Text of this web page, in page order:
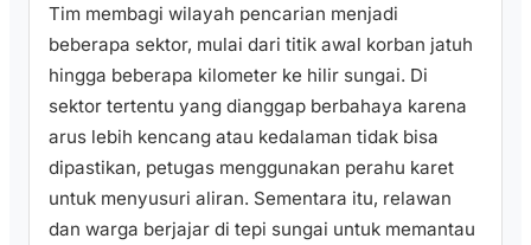
Tim membagi wilayah pencarian menjadi
beberapa sektor, mulai dari titik awal korban jatuh
hingga beberapa kilometer ke hilir sungai. Di
sektor tertentu yang dianggap berbahaya karena
arus lebih kencang atau kedalaman tidak bisa
dipastikan, petugas menggunakan perahu karet
untuk menyusuri aliran. Sementara itu, relawan
dan warga berjajar di tepi sungai untuk memantau